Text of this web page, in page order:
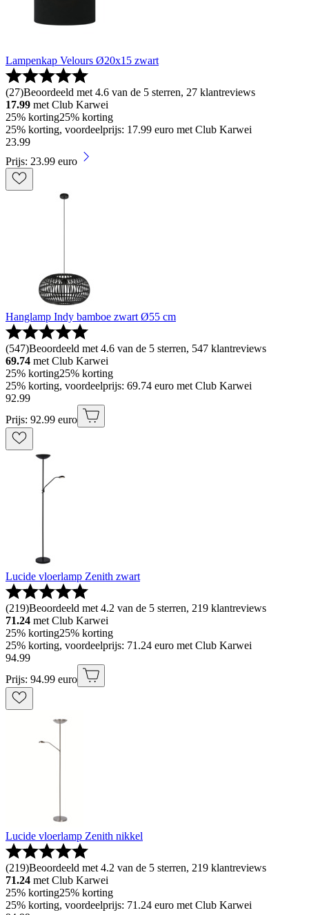
Lampenkap Velours Ø20x15 zwart
(27)Beoordeeld met 4.6 van de 5 sterren, 27 klantreviews
17.99 met Club Karwei
25% korting25% korting
25% korting, voordeelprijs: 17.99 euro met Club Karwei
23.99
Prijs: 23.99 euro
Hanglamp Indy bamboe zwart Ø55 cm
(547)Beoordeeld met 4.6 van de 5 sterren, 547 klantreviews
69.74 met Club Karwei
25% korting25% korting
25% korting, voordeelprijs: 69.74 euro met Club Karwei
92.99
Prijs: 92.99 euro
Lucide vloerlamp Zenith zwart
(219)Beoordeeld met 4.2 van de 5 sterren, 219 klantreviews
71.24 met Club Karwei
25% korting25% korting
25% korting, voordeelprijs: 71.24 euro met Club Karwei
94.99
Prijs: 94.99 euro
Lucide vloerlamp Zenith nikkel
(219)Beoordeeld met 4.2 van de 5 sterren, 219 klantreviews
71.24 met Club Karwei
25% korting25% korting
25% korting, voordeelprijs: 71.24 euro met Club Karwei